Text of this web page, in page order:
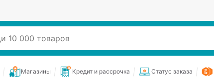
Магазины Кредит и рассрочка Статус заказа